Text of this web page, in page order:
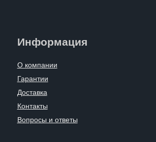
Информация
О компании
Гарантии
Доставка
Контакты
Вопросы и ответы